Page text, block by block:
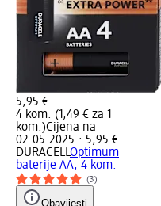
5,95 €
4 kom. (1,49 € za 1
kom.)Cijena na
02.05.2025.: 5,95 €
DURACELLOptimum
baterije AA, 4 kom.
(3)
Obavijesti